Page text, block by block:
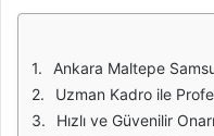
Ankara Maltepe Samsung
Uzman Kadro ile
Hızlı ve Güvenilir